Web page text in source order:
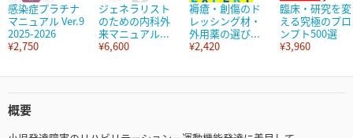
感染症プラチナ
マニュアル Ver.9
2025-2026
¥2,750
ジェネラリスト
のための内科外
来マニュアル...
¥6,600
褥瘡・創傷のド
レッシング材・
外用薬の選び...
¥2,420
臨床・研究を変
える究極のプロ
ンプト500選
¥3,960
概要